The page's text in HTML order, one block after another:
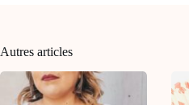
Autres articles